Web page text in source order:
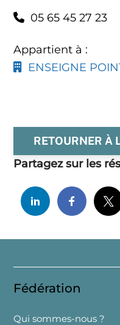
05 65 45 27 23
Appartient à :
ENSEIGNE
RETOURNER À
Partagez sur les
Fédération
Qui sommes-nous ?